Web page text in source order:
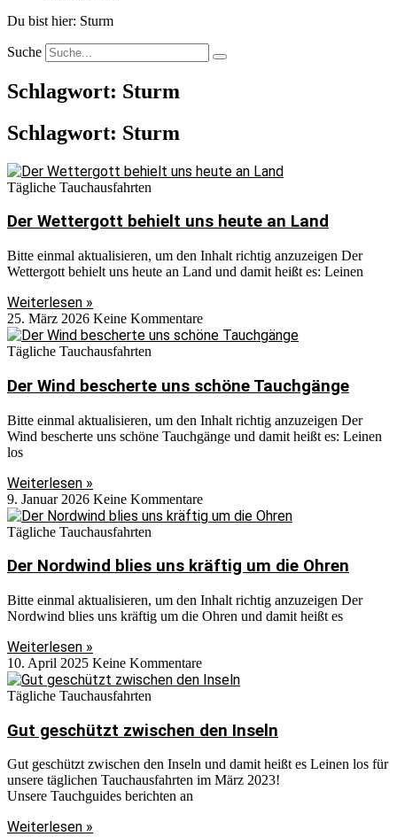
Du bist hier: Sturm
Suche
Schlagwort: Sturm
Schlagwort: Sturm
Tägliche Tauchausfahrten
Der Wettergott behielt uns heute an Land
Bitte einmal aktualisieren, um den Inhalt richtig anzuzeigen Der
Wettergott behielt uns heute an Land und damit heißt es: Leinen
Weiterlesen »
25. März 2026 Keine Kommentare
Tägliche Tauchausfahrten
Der Wind bescherte uns schöne Tauchgänge
Bitte einmal aktualisieren, um den Inhalt richtig anzuzeigen Der
Wind bescherte uns schöne Tauchgänge und damit heißt es: Leinen
los
Weiterlesen »
9. Januar 2026 Keine Kommentare
Tägliche Tauchausfahrten
Der Nordwind blies uns kräftig um die Ohren
Bitte einmal aktualisieren, um den Inhalt richtig anzuzeigen Der
Nordwind blies uns kräftig um die Ohren und damit heißt es
Weiterlesen »
10. April 2025 Keine Kommentare
Tägliche Tauchausfahrten
Gut geschützt zwischen den Inseln
Gut geschützt zwischen den Inseln und damit heißt es Leinen los für
unsere täglichen Tauchausfahrten im März 2023!
Unsere Tauchguides berichten an
Weiterlesen »